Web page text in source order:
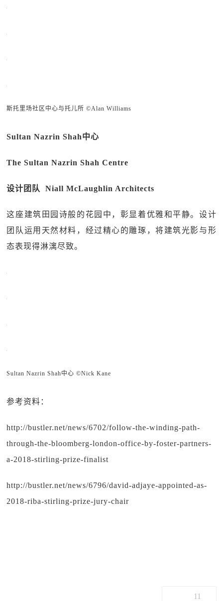
斯托里场社区中心与托儿所 ©Alan Williams
Sultan Nazrin Shah中心
The Sultan Nazrin Shah Centre
设计团队 Niall McLaughlin Architects
这座建筑田园诗般的花园中，彰显着优雅和平静。设计
团队运用天然材料，经过精心的雕琢，将建筑光影与形
态表现得淋漓尽致。
Sultan Nazrin Shah中心 ©Nick Kane
参考资料：
http://bustler.net/news/6702/follow-the-winding-path-
through-the-bloomberg-london-office-by-foster-partners-
a-2018-stirling-prize-finalist
http://bustler.net/news/6796/david-adjaye-appointed-as-
2018-riba-stirling-prize-jury-chair
11